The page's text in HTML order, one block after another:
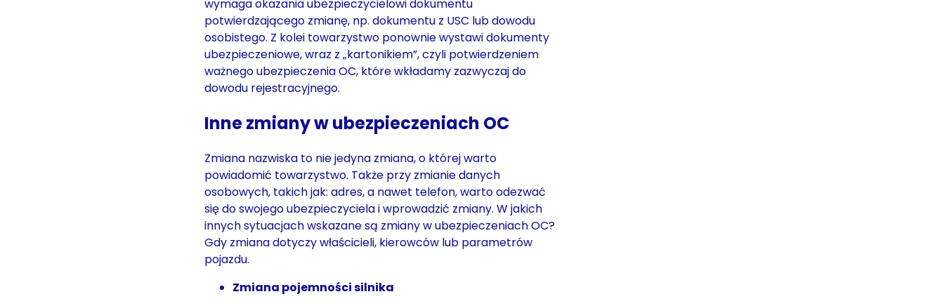
wymaga okazania ubezpieczycielowi dokumentu
potwierdzającego zmianę, np. dokumentu z USC lub dowodu
osobistego. Z kolei towarzystwo ponownie wystawi dokumenty
ubezpieczeniowe, wraz z „kartonikiem”, czyli potwierdzeniem
ważnego ubezpieczenia OC, które wkładamy zazwyczaj do
dowodu rejestracyjnego.
Inne zmiany w ubezpieczeniach OC
Zmiana nazwiska to nie jedyna zmiana, o której warto
powiadomić towarzystwo. Także przy zmianie danych
osobowych, takich jak: adres, a nawet telefon, warto odezwać
się do swojego ubezpieczyciela i wprowadzić zmiany. W jakich
innych sytuacjach wskazane są zmiany w ubezpieczeniach OC?
Gdy zmiana dotyczy właścicieli, kierowców lub parametrów
pojazdu.
Zmiana pojemności silnika